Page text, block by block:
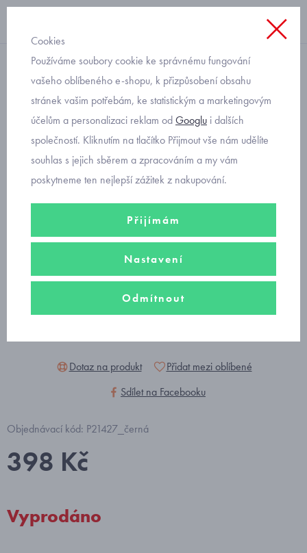
s dlouhým rukávem
dětské triko kosmonaut
Mayoral 4089
Dotaz na produkt
Přidat mezi oblíbené
Sdílet na Facebooku
Objednávací kód: P21427_černá
398 Kč
Vyprodáno
Cookies
Používáme soubory cookie ke správnému fungování
vašeho oblíbeného e-shopu, k přizpůsobení obsahu
stránek vašim potřebám, ke statistickým a marketingovým
účelům a personalizaci reklam odGooglu i dalších
společností. Kliknutím na tlačítko Přijmout vše nám udělíte
souhlas s jejich sběrem a zpracováním a my vám
poskytneme ten nejlepší zážitek z nakupování.
Přijímám
Nastavení
Odmítnout